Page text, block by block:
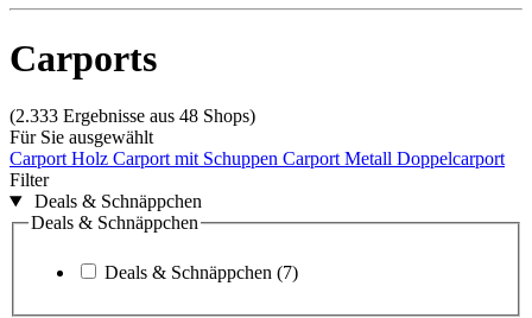
Carports
(2.333 Ergebnisse aus 48 Shops)
Für Sie ausgewählt
Carport Holz Carport mit Schuppen Carport Metall Doppelcarport
Filter
Deals & Schnäppchen
Deals & Schnäppchen
Deals & Schnäppchen (7)